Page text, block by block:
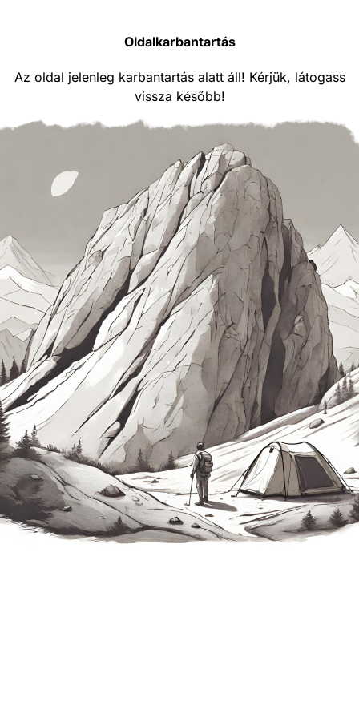
Oldalkarbantartás
Az oldal jelenleg karbantartás alatt áll! Kérjük, látogass
vissza később!